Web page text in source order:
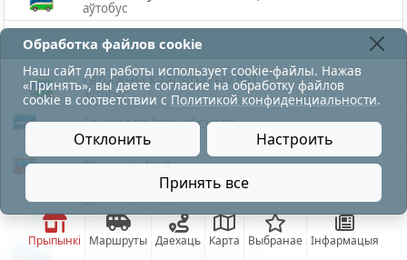
Прыпынкі Маршруты Даехаць Карта Выбранае Інфармацыя
аўтобус
Гаражна-будаўнічы кааператыў
аўтобус
Гаражны кааператыў №1
аўтобус
Генерала Іваноўскага
аўтобус, тралейбус
Гімназія № 4
аўтобус, трамвай, тралейбус
Гімназія № 6
аўтобус
Гарадская палiклiника №5
Обработка файлов cookie
Наш сайт для работы использует cookie-файлы. Нажав
«Принять», вы даете согласие на обработку файлов
cookie в соответствии с Политикой конфиденциальности.
Отклонить Настроить
Принять все